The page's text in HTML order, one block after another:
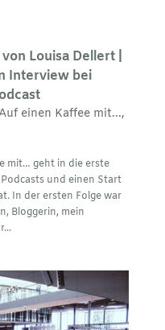
Louisa Dellert |
Interview bei
einen Kaffee mit...,
mit… geht in die erste
und einen Start
In der ersten Folge war
Bloggerin, mein